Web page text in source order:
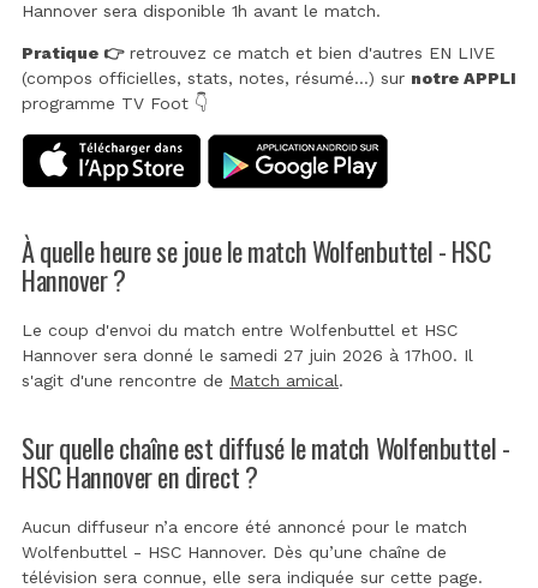
Hannover sera disponible 1h avant le match.
Pratique 👉retrouvez ce match et bien d'autres EN LIVE
(compos officielles, stats, notes, résumé...) sur notre APPLI
programme TV Foot 👇
À quelle heure se joue le match Wolfenbuttel - HSC
Hannover ?
Le coup d'envoi du match entre Wolfenbuttel et HSC
Hannover sera donné le samedi 27 juin 2026 à 17h00. Il
s'agit d'une rencontre de Match amical.
Sur quelle chaîne est diffusé le match Wolfenbuttel -
HSC Hannover en direct ?
Aucun diffuseur n’a encore été annoncé pour le match
Wolfenbuttel - HSC Hannover. Dès qu’une chaîne de
télévision sera connue, elle sera indiquée sur cette page.